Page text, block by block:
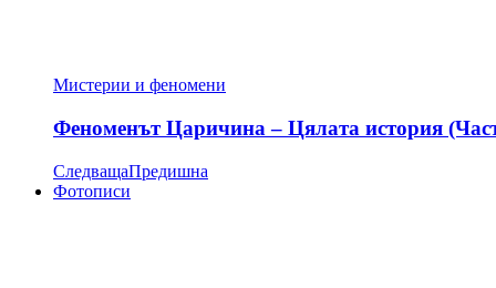
Мистерии и феномени
Феноменът Царичина – Цялата история
СледващаПредишна
Фотописи